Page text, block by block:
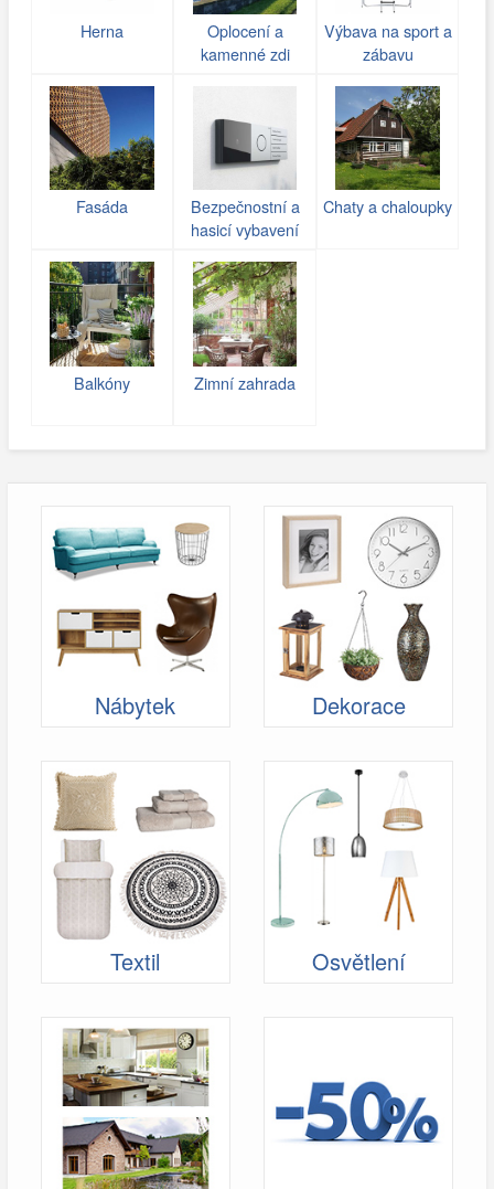
Herna
Oplocení a
kamenné zdi
Výbava na sport a
zábavu
Fasáda
Bezpečnostní a
hasicí vybavení
Chaty a chaloupky
Balkóny Zimní zahrada
Nábytek Dekorace
Textil Osvětlení